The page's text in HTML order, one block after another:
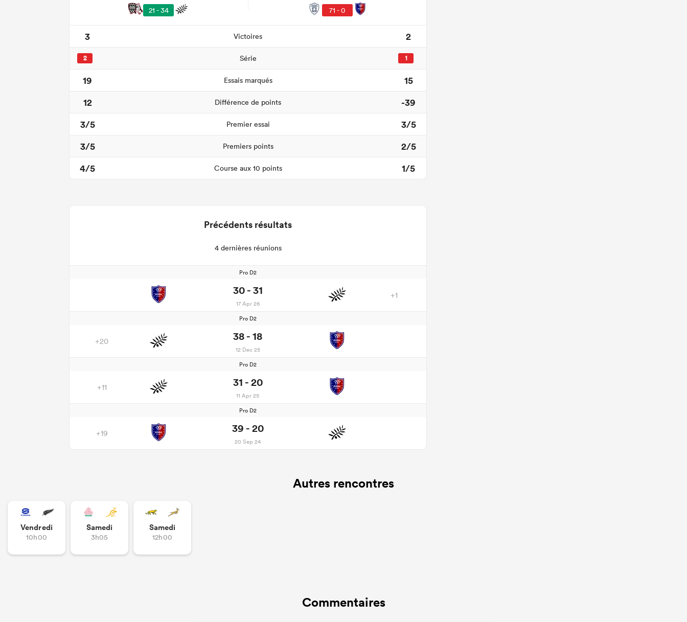
21 - 34 71 - 0
3 Victoires 2
2 Série 1
19 Essais marqués
15
12
Différence de points
-39
3/5
Premier essai
3/5
3/5
Premiers points
2/5
4/5
Course aux 10 points 1/5
Précédents résultats
4 dernières réunions
Pro D2
30 - 31
17 Apr 26
+1
Pro D2
+20 38 - 18
12 Dec 25
Pro D2
+11 31 - 20
11 Apr 25
Pro D2
+19 39 - 20
20 Sep 24
Autres rencontres
Vendredi
10h00
Samedi
3h05
Samedi
12h00
Commentaires